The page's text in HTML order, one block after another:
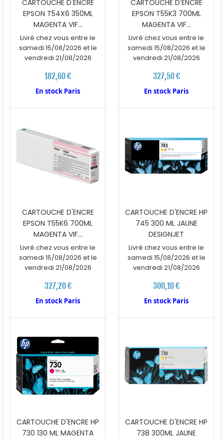
CARTOUCHE D'ENCRE
EPSON T54X6 350ML
MAGENTA VIF...
Livré chez vous entre le
samedi 15/08/2026 et le
vendredi 21/08/2026
182,60 €
En stock Paris
CARTOUCHE D'ENCRE
EPSON T55K3 700ML
MAGENTA VIF...
Livré chez vous entre le
samedi 15/08/2026 et le
vendredi 21/08/2026
327,50 €
En stock Paris
CARTOUCHE D'ENCRE
EPSON T55K6 700ML
MAGENTA VIF...
Livré chez vous entre le
samedi 15/08/2026 et le
vendredi 21/08/2026
327,20 €
En stock Paris
CARTOUCHE D'ENCRE HP
745 300 ML JAUNE
DESIGNJET
Livré chez vous entre le
samedi 15/08/2026 et le
vendredi 21/08/2026
300,10 €
En stock Paris
CARTOUCHE D'ENCRE HP
730 130 ML MAGENTA
CARTOUCHE D'ENCRE HP
738 300ML JAUNE